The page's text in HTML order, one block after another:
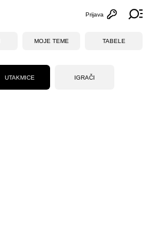
Otvori
Prijava
MOJE TEME TABELE
UTAKMICE IGRAČI